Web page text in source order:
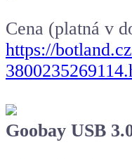
Cena (platná v
https://
Goobay USB